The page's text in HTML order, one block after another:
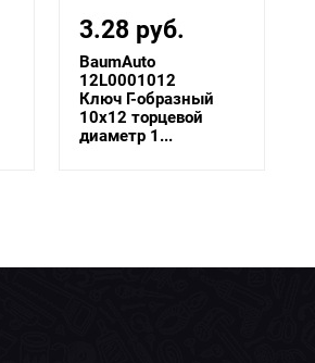
3.28 руб.
BaumAuto
12L0001012
Ключ Г-образный
10х12 торцевой
диаметр 1...